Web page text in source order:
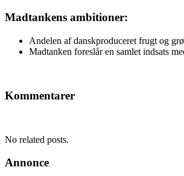
Madtankens ambitioner:
Andelen af danskproduceret frugt og
Madtanken foreslår en samlet indsats
Kommentarer
No related posts.
Annonce